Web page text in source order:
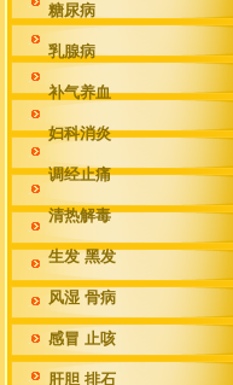
糖尿病
乳腺病
补气养血
妇科消炎
调经止痛
清热解毒
生发 黑发
风湿 骨病
感冒 止咳
肝胆 排石